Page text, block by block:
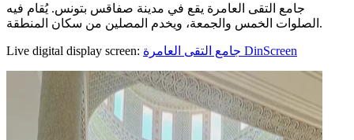
جامع التقى العامرة يقع في مدينة صفاقس بتونس. يُقام فيه
الصلوات الخمس والجمعة، ويخدم المصلين من سكان المنطقة.
Live digital display screen: جامع التقى العامرة DinScreen